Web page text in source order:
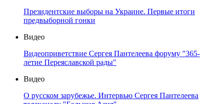
Президентские выборы на Украине. Первые итоги
предвыборной гонки
Видео
Видеоприветствие Сергея Пантелеева форуму "365-
летие Переяславской рады"
Видео
О русском зарубежье. Интервью Сергея Пантелеева